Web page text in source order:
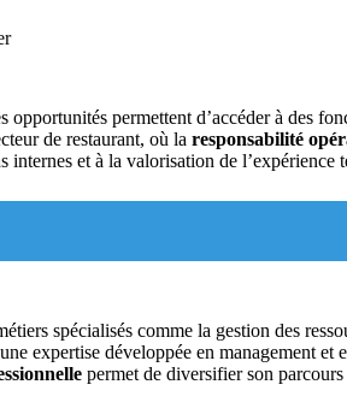
opportunités permettent d’accéder à des
de restaurant, où la responsabilité
et à la valorisation de l’expérience
spécialisés comme la gestion des
expertise développée en management et
permet de diversifier son